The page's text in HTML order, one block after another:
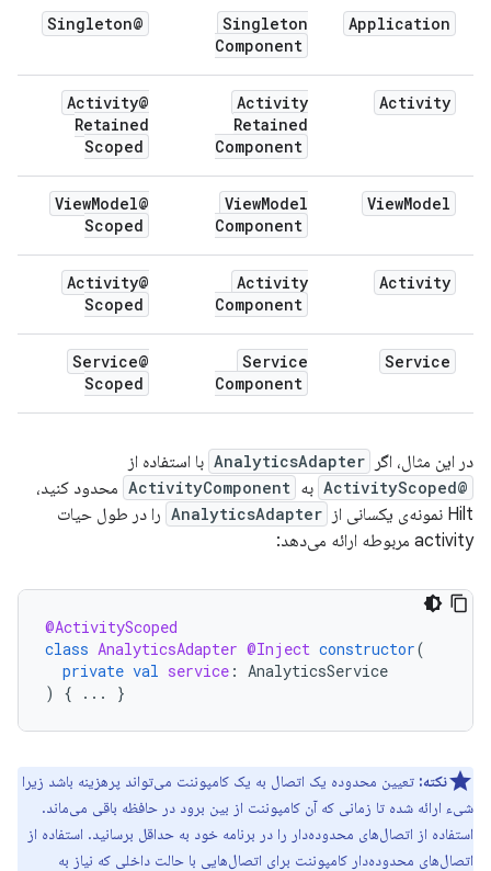
Application
Singleton
Component
@Singleton
Activity
Activity
Retained
Component
@Activity
Retained
Scoped
ViewModel
ViewModel
Component
@View
Model
Scoped
Activity
Activity
Component
@Activity
Scoped
Service
Service
Component
@Service
Scoped
در این مثال، اگر AnalyticsAdapter با استفاده از
@ActivityScoped به ActivityComponent محدود کنید،
Hilt نمونه‌ی یکسانی از
AnalyticsAdapter را در طول حیات
activity مربوطه ارائه می‌دهد:
@ActivityScoped
class AnalyticsAdapter @Inject constructor(
private val service : AnalyticsService
)
{ ... }
نکته: تعیین محدوده یک اتصال به یک کامپوننت می‌تواند پرهزینه باشد زیرا
شیء ارائه شده تا زمانی که آن کامپوننت از بین برود در حافظه باقی می‌ماند.
استفاده از اتصال‌های محدوده‌دار را در برنامه خود به حداقل برسانید. استفاده از
اتصال‌های محدوده‌دار کامپوننت برای اتصال‌هایی با حالت داخلی که نیاز به